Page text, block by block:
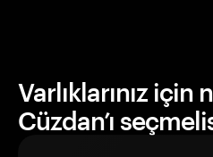
Varlıklarınız için
Cüzdan’ı